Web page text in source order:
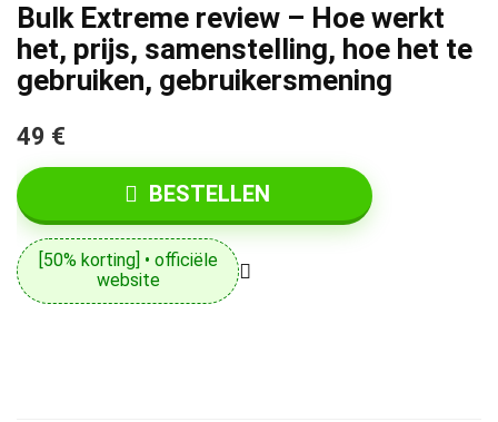
Bulk Extreme review – Hoe werkt
het, prijs, samenstelling, hoe het te
gebruiken, gebruikersmening
49 €
BESTELLEN
[50% korting] • officiële
website